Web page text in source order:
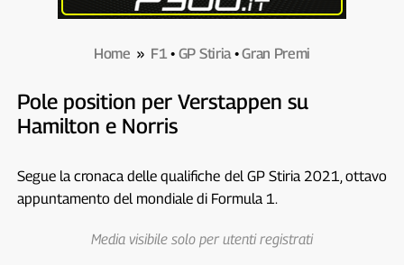
Home » F1• GP Stiria•Gran Premi
Pole position per Verstappen su
Hamilton e Norris
Segue la cronaca delle qualifiche del GP Stiria 2021, ottavo
appuntamento del mondiale di Formula 1.
Media visibile solo per utenti registrati